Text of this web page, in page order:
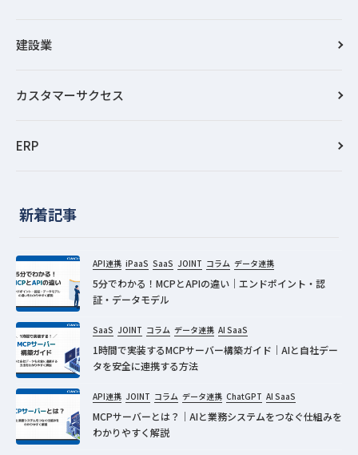
建設業
カスタマーサクセス
ERP
新着記事
API連携 iPaaS SaaS JOINT コラム データ連携
5分でわかる！MCPとAPIの違い｜エンドポイント・認
証・データモデル
SaaS JOINT コラム データ連携 AI SaaS
1時間で実装するMCPサーバー構築ガイド｜AIと自社デー
タを安全に連携する方法
API連携 JOINT コラム データ連携 ChatGPT AI SaaS
MCPサーバーとは？｜AIと業務システムをつなぐ仕組みを
わかりやすく解説